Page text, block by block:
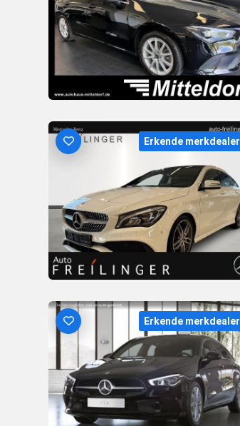
Erkende merkdealer
Erkende merkdealer